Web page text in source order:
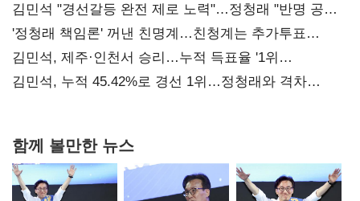
김민석 "경선갈등 완전 제로 노력"…정청래 "반명 공세
사과부터"
'정청래 책임론' 꺼낸 친명계…친청계는 추가투표
때리기
김민석, 제주·인천서 승리…누적 득표율 '1위
탈환'(종합)
김민석, 누적 45.42%로 경선 1위…정청래와 격차
함께 볼만한 뉴스